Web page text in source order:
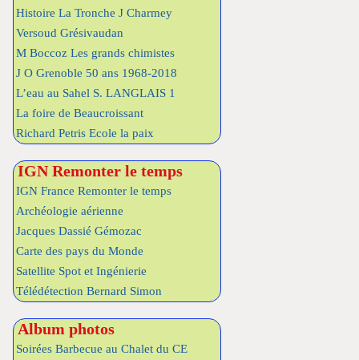
Histoire La Tronche J Charmey
Versoud Grésivaudan
M Boccoz Les grands chimistes
J O Grenoble 50 ans 1968-2018
L’eau au Sahel S. LANGLAIS 1
La foire de Beaucroissant
Richard Petris Ecole la paix
IGN Remonter le temps
IGN France Remonter le temps
Archéologie aérienne
Jacques Dassié Gémozac
Carte des pays du Monde
Satellite Spot et Ingénierie
Télédétection Bernard Simon
Album photos
Soirées Barbecue au Chalet du CE